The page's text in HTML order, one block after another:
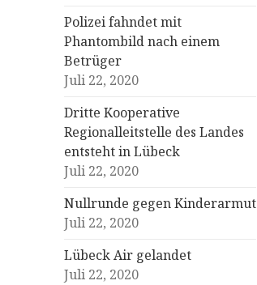
Polizei fahndet mit
Phantombild nach einem
Betrüger
Juli 22, 2020
Dritte Kooperative
Regionalleitstelle des Landes
entsteht in Lübeck
Juli 22, 2020
Nullrunde gegen Kinderarmut
Juli 22, 2020
Lübeck Air gelandet
Juli 22, 2020